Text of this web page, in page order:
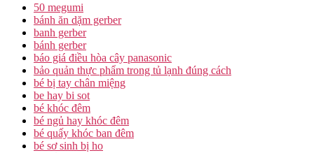
50 megumi
bánh ăn dặm gerber
banh gerber
bánh gerber
báo giá điều hòa cây panasonic
bảo quản thực phẩm trong tủ lạnh đúng cách
bé bị tay chân miệng
be hay bi sot
bé khóc đêm
bé ngủ hay khóc đêm
bé quấy khóc ban đêm
bé sơ sinh bị ho